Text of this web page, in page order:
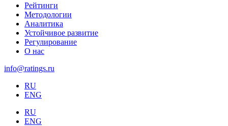
Рейтинги
Методологии
Аналитика
Устойчивое развитие
Регулирование
О нас
info@ratings.ru
RU
ENG
RU
ENG